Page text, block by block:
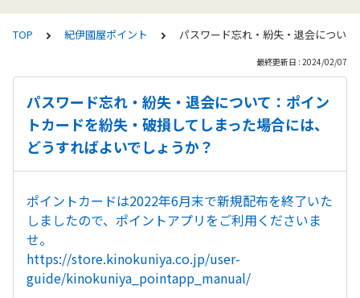
TOP 紀伊國屋ポイント パスワード忘れ・紛失・退会につい
最終更新日 : 2024/02/07
パスワード忘れ・紛失・退会について：ポイン
トカードを紛失・破損してしまった場合には、
どうすればよいでしょうか？
ポイントカードは2022年6月末で新規配布を終了いた
しましたので、ポイントアプリをご利用くださいま
せ。
https://store.kinokuniya.co.jp/user-
guide/kinokuniya_pointapp_manual/